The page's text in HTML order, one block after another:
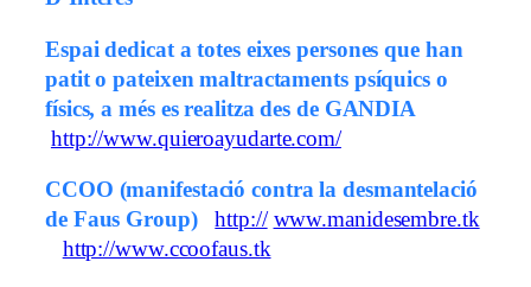
Espai dedicat a totes eixes persones que han
patit o pateixen maltractaments psíquics o
físics, a més es realitza des de GANDIA
http://www.quieroayudarte.com/
CCOO (manifestació contra la desmantelació
de Faus Group)
http:// www.manidesembre.tk
http://www.ccoofaus.tk